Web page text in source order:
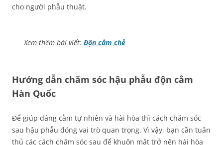
cho người phẫu thuật.
Xem thêm bài viết: Độn cằm chẻ
Hướng dẫn chăm sóc hậu phẫu độn cằm
Hàn Quốc
Để giúp dáng cằm tự nhiên và hài hòa thì cách chăm sóc
sau hậu phẫu đóng vai trò quan trọng. Vì vậy, bạn cần tuân
thủ các cách chăm sóc sau để khuôn mặt trở nên hài hòa